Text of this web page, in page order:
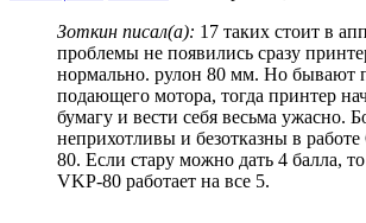
Зоткин писал(а): 17 таких стоит в
проблемы не появились сразу
нормально. рулон 80 мм. Но бывают
подающего мотора, тогда принтер
бумагу и вести себя весьма ужасно.
неприхотливы и безотказны в
80. Если стару можно дать 4 балла,
VKP-80 работает на все 5.